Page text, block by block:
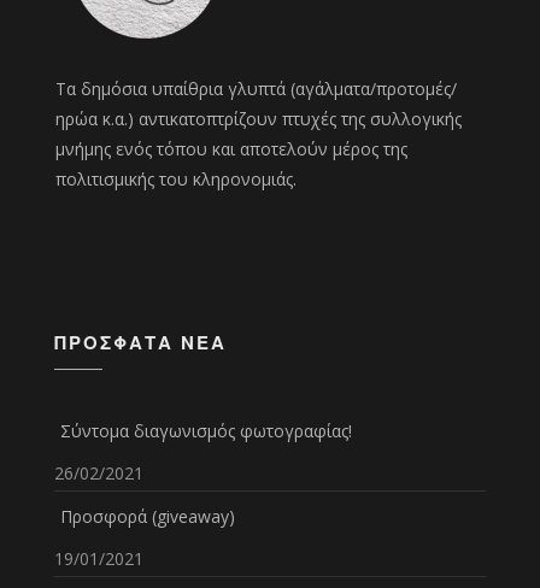
Τα δημόσια υπαίθρια γλυπτά (αγάλματα/προτομές/
ηρώα κ.α.) αντικατοπτρίζουν πτυχές της συλλογικής
μνήμης ενός τόπου και αποτελούν μέρος της
πολιτισμικής του κληρονομιάς.
ΠΡΌΣΦΑΤΑ ΝΈΑ
Σύντομα διαγωνισμός φωτογραφίας!
26/02/2021
Προσφορά (giveaway)
19/01/2021